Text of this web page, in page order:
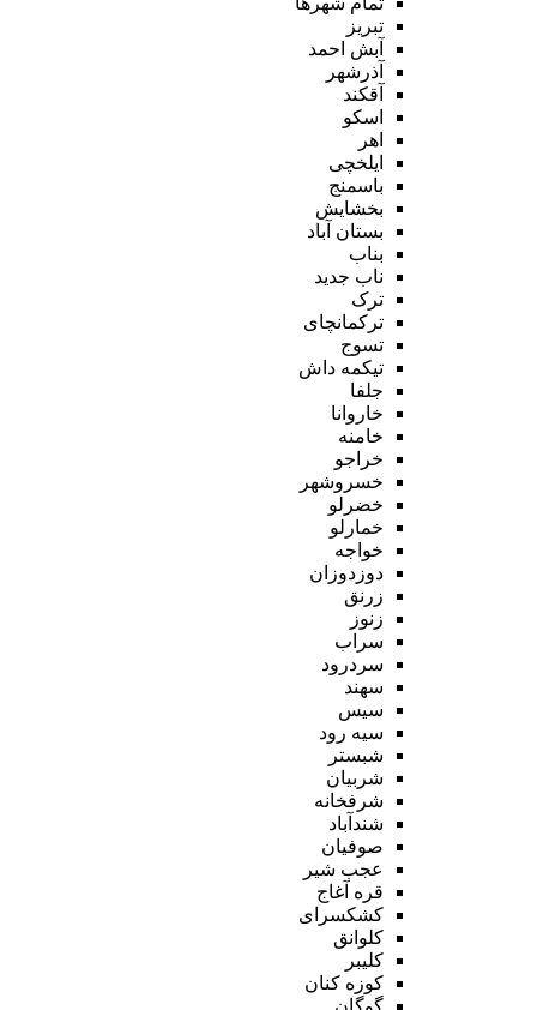
تبریز
آبش احمد
آذرشهر
آقکند
اسکو
اهر
ایلخچی
باسمنج
بخشایش
بستان آباد
بناب
ناب جدید
ترک
ترکمانچای
تسوج
تیکمه داش
جلفا
خاروانا
خامنه
خراجو
خسروشهر
خضرلو
خمارلو
خواجه
دوزدوزان
زرنق
زنوز
سراب
سردرود
سهند
سیس
سیه رود
شبستر
شربیان
شرفخانه
شندآباد
صوفیان
عجب شیر
قره آغاج
کشکسرای
کلوانق
کلیبر
کوزه کنان
گوگان